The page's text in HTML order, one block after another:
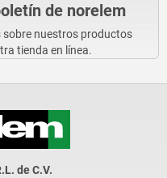
de norelem
sobre nuestros productos
tienda en línea.
de C.V.